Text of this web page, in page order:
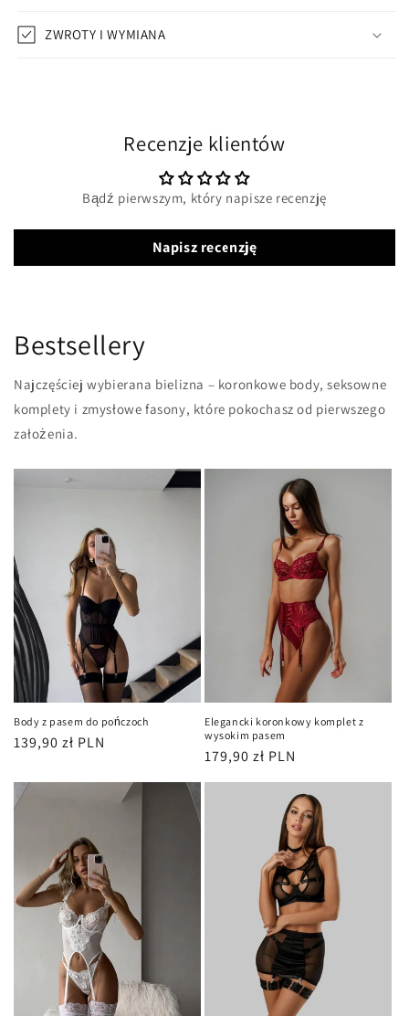
ZWROTY I WYMIANA
Recenzje klientów
Bądź pierwszym, który napisze recenzję
Napisz recenzję
Bestsellery
Najczęściej wybierana bielizna – koronkowe body, seksowne
komplety i zmysłowe fasony, które pokochasz od pierwszego
założenia.
Body z pasem do pończoch
Cena
139,90 zł PLN
Elegancki koronkowy komplet z
wysokim pasem
Cena
179,90 zł PLN